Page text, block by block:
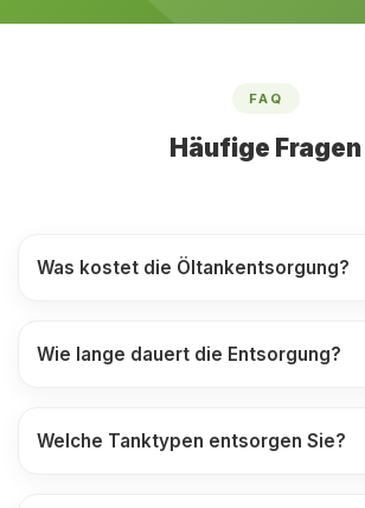
FAQ
Häufige Fragen
Was kostet die Öltankentsorgung?
Wie lange dauert die Entsorgung?
Welche Tanktypen entsorgen Sie?